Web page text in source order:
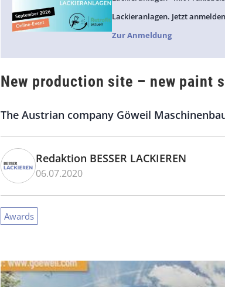
Lackieranlagen. Jetzt
Zur Anmeldung
New production site – new paint
The Austrian company Göweil
Redaktion BESSER LACKIEREN
06.07.2020
Awards